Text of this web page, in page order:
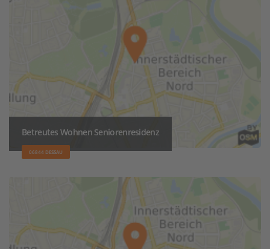
Betreutes Wohnen Seniorenresidenz
06844 DESSAU